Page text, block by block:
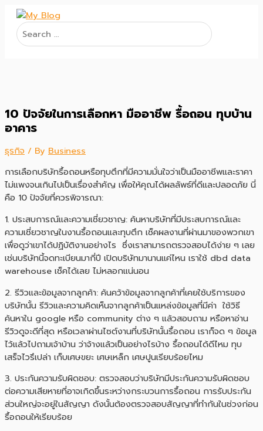
Skip
content
Search
for:
10 ปัจจัยในการเลือกหา มืออาชีพ รื้อถอน ทุบบ้าน
อาคาร
ธุรกิจ / By Business
การเลือกบริษัทรื้อถอนหรือทุบตึกที่มีความมั่นใจว่าเป็นมืออาชีพและราคา
ไม่แพงจนเกินไปเป็นเรื่องสำคัญ เพื่อให้คุณได้ผลลัพธ์ที่ดีและปลอดภัย นี่
คือ 10 ปัจจัยที่ควรพิจารณา:
1. ประสบการณ์และความเชี่ยวชาญ: ค้นหาบริษัทที่มีประสบการณ์และ
ความเชี่ยวชาญในงานรื้อถอนและทุบตึก เช็คผลงานที่ผ่านมาของพวกเขา
เพื่อดูว่าเขาได้ปฏิบัติงานอย่างไร ซึ่งเราสามารถตรวจสอบได้ง่าย ๆ เลย
เช่นบริษัทนี้จดทะเบียนมากี่ปี เปิดบริษัทมานานแค่ไหน เราใช้ dbd data
warehouse เช็คได้เลย ไม่หลอกแน่นอน
2. รีวิวและข้อมูลจากลูกค้า: ค้นคว้าข้อมูลจากลูกค้าที่เคยใช้บริการของ
บริษัทนั้น รีวิวและความคิดเห็นจากลูกค้าเป็นแหล่งข้อมูลที่มีค่า ใช้วิธี
ค้นหาใน google หรือ community ต่าง ๆ แล้วสอบถาม หรือหาอ่าน
รีวิวดูจะดีที่สุด หรือเวลาผ่านไซต์งานที่บริษัทนั้นรื้อถอน เราก็จด ๆ ข้อมูล
ไว้แล้วไปถามเจ้าบ้าน ว่าจ้างแล้วเป็นอย่างไรบ้าง รื้อถอนได้ดีไหม ทุบ
เสร็จไวรึเปล่า เก็บเศษขยะ เศษเหล็ก เศษปูนเรียบร้อยไหม
3. ประกันความรับผิดชอบ: ตรวจสอบว่าบริษัทมีประกันความรับผิดชอบ
ต่อความเสียหายที่อาจเกิดขึ้นระหว่างกระบวนการรื้อถอน การรับประกัน
ส่วนใหญ่จะอยู่ในสัญญา ดังนั้นต้องตรวจสอบสัญญาที่ทำกันในช่วงก่อน
รื้อถอนให้เรียบร้อย